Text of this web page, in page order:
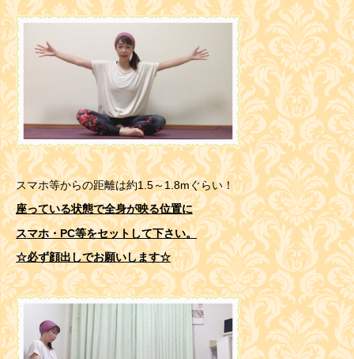
スマホ等からの距離は約1.5～1.8mぐらい！
座っている状態で全身が映る位置に
スマホ・PC等をセットして下さい。
☆必ず顔出しでお願いします☆